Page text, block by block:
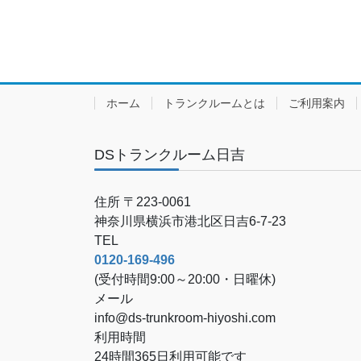
ホーム トランクルームとは ご利用案内
DSトランクルーム日吉
住所 〒223-0061
神奈川県横浜市港北区日吉6-7-23
TEL
0120-169-496
(受付時間9:00～20:00・日曜休)
メール
info@ds-trunkroom-hiyoshi.com
利用時間
24時間365日利用可能です